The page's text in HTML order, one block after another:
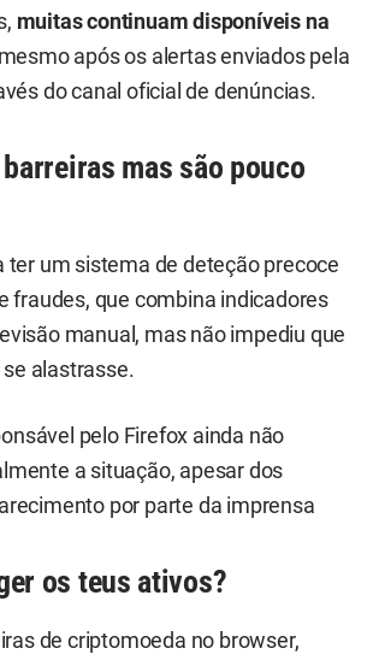
muitas continuam disponíveis na
após os alertas enviados pela
do canal oficial de denúncias.
mas são pouco
ter um sistema de deteção precoce
fraudes, que combina indicadores
manual, mas não impediu que
alastrasse.
pelo Firefox ainda não
a situação, apesar dos
por parte da imprensa
os teus ativos?
de criptomoeda no browser,